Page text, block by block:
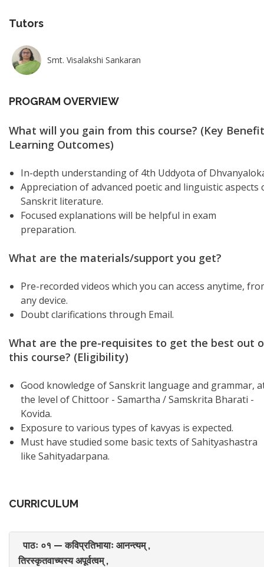
Tutors
Smt. Visalakshi Sankaran
PROGRAM OVERVIEW
What will you gain from this course? (Key
Learning Outcomes)
In-depth understanding of 4th Uddyota of
Appreciation of advanced poetic and linguistic aspects
Sanskrit literature.
Focused explanations will be helpful in exam
preparation.
What are the materials/support you get?
Pre-recorded videos which you can access anytime,
any device.
Doubt clarifications through Email.
What are the pre-requisites to get the best out
this course? (Eligibility)
Good knowledge of Sanskrit language and grammar,
the level of Chittoor - Samartha / Samskrita Bharati -
Kovida.
Exposure to various types of kavyas is expected.
Must have studied some basic texts of Sahityashastra
like Sahityadarpana.
CURRICULUM
पाठः ०१ — कविप्रतिभायाः आनन्त्यम् ,
तिरस्कृतवाच्यस्य अपूर्वत्वम् ,